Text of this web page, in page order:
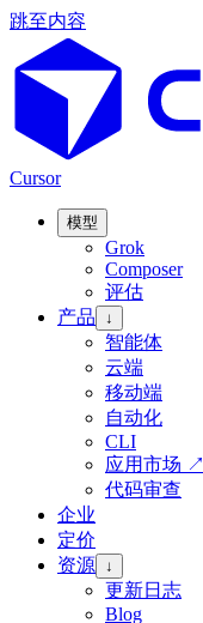
跳至内容
Cursor
模型
Grok
Composer
评估
产品
↓
智能体
云端
移动端
自动化
CLI
应用市场 ↗
代码审查
企业
定价
资源 ↓
更新日志
Blog